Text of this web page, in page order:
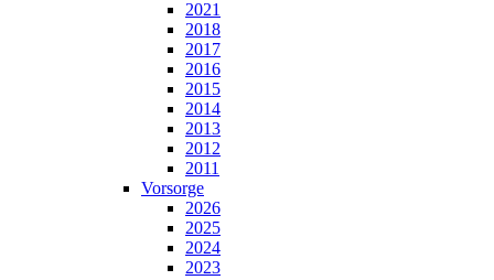
2021
2018
2017
2016
2015
2014
2013
2012
2011
Vorsorge
2026
2025
2024
2023